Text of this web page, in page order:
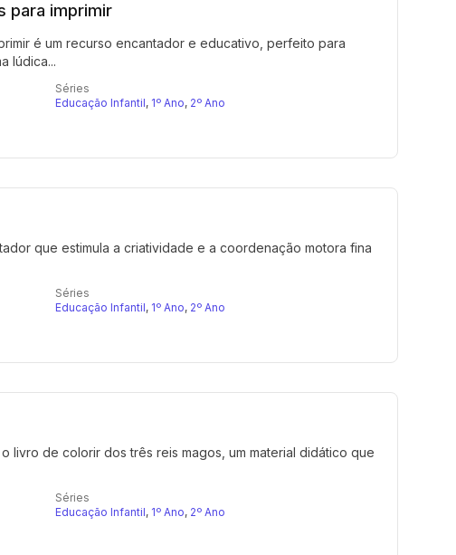
para imprimir
é um recurso encantador e educativo, perfeito para
lúdica...
Séries
Educação Infantil, 1º Ano, 2º Ano
que estimula a criatividade e a coordenação motora fina
Séries
Educação Infantil, 1º Ano, 2º Ano
livro de colorir dos três reis magos, um material didático que
Séries
Educação Infantil, 1º Ano, 2º Ano